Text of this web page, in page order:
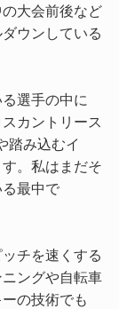
大会前後など
ウンしている
選手の中に
カントリース
踏み込むイ
。私はまだそ
最中で
チを速くする
ングや自転車
の技術でも